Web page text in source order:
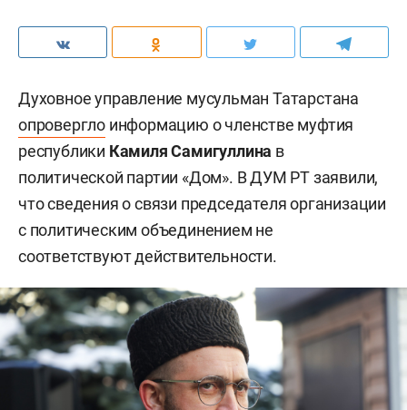
Духовное управление мусульман Татарстана
опровергло информацию о членстве муфтия
республики Камиля Самигуллина в
политической партии «Дом». В ДУМ РТ заявили,
что сведения о связи председателя организации
с политическим объединением не
соответствуют действительности.